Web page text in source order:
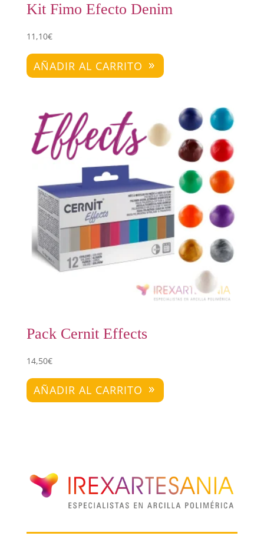
Kit Fimo Efecto Denim
11,10€
AÑADIR AL CARRITO
Pack Cernit Effects
14,50€
AÑADIR AL CARRITO